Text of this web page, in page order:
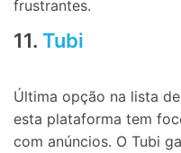
frustrantes.
11. Tubi
Última opção na lista
esta plataforma tem
com anúncios. O Tubi